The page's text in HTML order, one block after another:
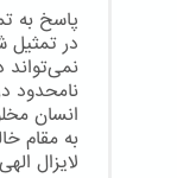
پاسخ به
در تمثیل
نمی‌تواند
نامحدود
انسان
به مقام
لایزال